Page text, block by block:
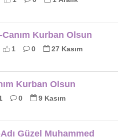
Kurban Olsun
1 0
27 Kasım
Kurban Olsun
0
9 Kasım
Güzel Muhammed